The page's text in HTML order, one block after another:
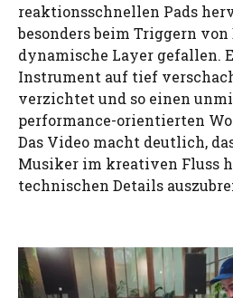
reaktionsschnellen Pads
besonders beim Triggern
dynamische Layer gefallen.
Instrument auf tief
verzichtet und so einen
performance-orientierten
Das Video macht deutlich,
Musiker im kreativen Fluss
technischen Details